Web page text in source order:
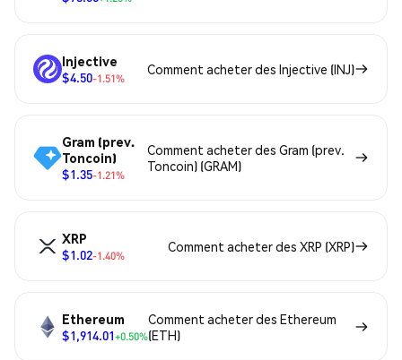
Injective
$4.50-1.51%
Comment acheter des Injective (INJ)
Gram (prev.
Toncoin)
$1.35-1.21%
Comment acheter des Gram (prev.
Toncoin) (GRAM)
XRP
$1.02-1.40%
Comment acheter des XRP (XRP)
Ethereum
$1,914.01+0.50%
Comment acheter des Ethereum
(ETH)